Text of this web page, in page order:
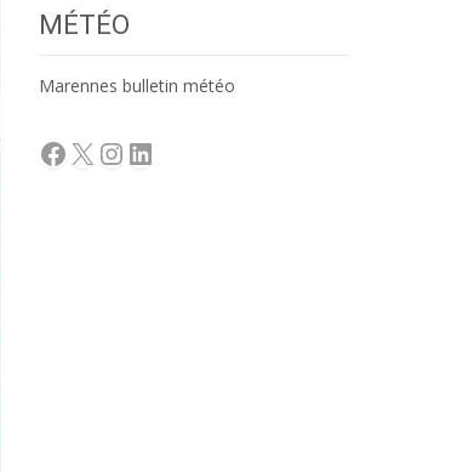
MÉTÉO
Marennes bulletin météo
Facebook
X Instagram
LinkedIn